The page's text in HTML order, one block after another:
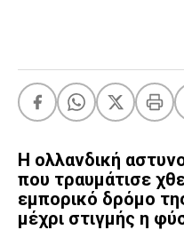
OMG LOL
A-List
LIFE
Η ολλανδική
που τραυμάτισε
εμπορικό δρόμο
μέχρι στιγμής η